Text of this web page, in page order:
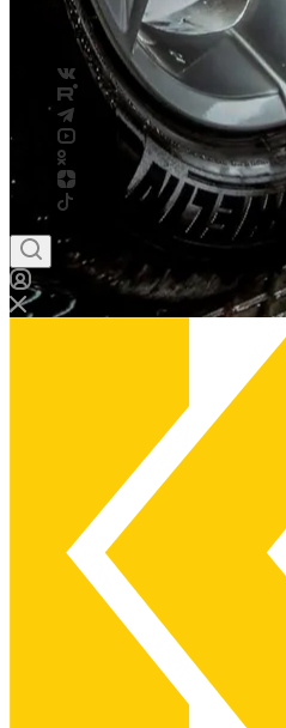
Беларусь